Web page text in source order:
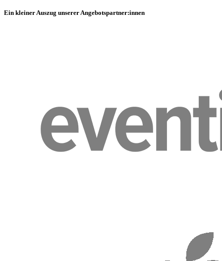
Ein kleiner Auszug unserer Angebotspartner:innen